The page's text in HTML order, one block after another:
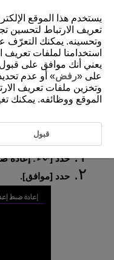
D375-180
إعادة ضبط إعدادات
يمكن إزالة جميع إعدادات
الكاميرا للآخرين.
حدد [ :إعادة
حدد [موافق].
تعريف الارتباط لتحسين
وتحسينه. يمكنك التعرّف
استخدامنا لملفات تعريف
يعني أنك موافق على قبول
على «رفض» أو عدم
وتخزين ملفات تعريف
الموقع ووظائفه. يمكنك
قبول